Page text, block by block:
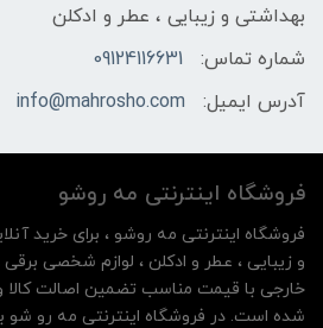
بهداشتی و زیبایی ، عطر و ادکلن
شماره تماس:
09124116631
آدرس ایمیل:
info@mahrosho.com
فروشگاه اینترنتی مه‌ رو‌شو
فروشگاه اینترنتی مه‌ رو‌شو ، برای خرید
و زیبایی ، عطر و ادکلن ، لوازم شخصی برقی
خارجی با قیمت مناسب تضمین اصالت کالا و
شده است. در فروشگاه اینترنتی مه رو